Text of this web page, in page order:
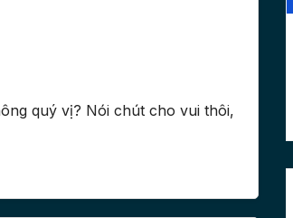
quý vị? Nói chút cho vui thôi,